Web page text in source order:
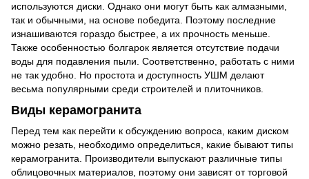
используются диски. Однако они могут быть как алмазными,
так и обычными, на основе победита. Поэтому последние
изнашиваются гораздо быстрее, а их прочность меньше.
Также особенностью болгарок является отсутствие подачи
воды для подавления пыли. Соответственно, работать с ними
не так удобно. Но простота и доступность УШМ делают
весьма популярными среди строителей и плиточников.
Виды керамогранита
Перед тем как перейти к обсуждению вопроса, каким диском
можно резать, необходимо определиться, какие бывают типы
керамогранита. Производители выпускают различные типы
облицовочных материалов, поэтому они зависят от торговой